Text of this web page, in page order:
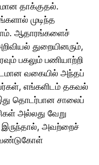
தாக்குதல்.
முடிந்த
ஆதாரங்களைச்
துறையினரும்,
பகலும் பணியாற்றி
வகையில் அந்தப்
எங்களிடம் தகவல்
இது தொடர்பான சாலைப்
அல்லது வேறு
இருந்தால், அவற்றைச்